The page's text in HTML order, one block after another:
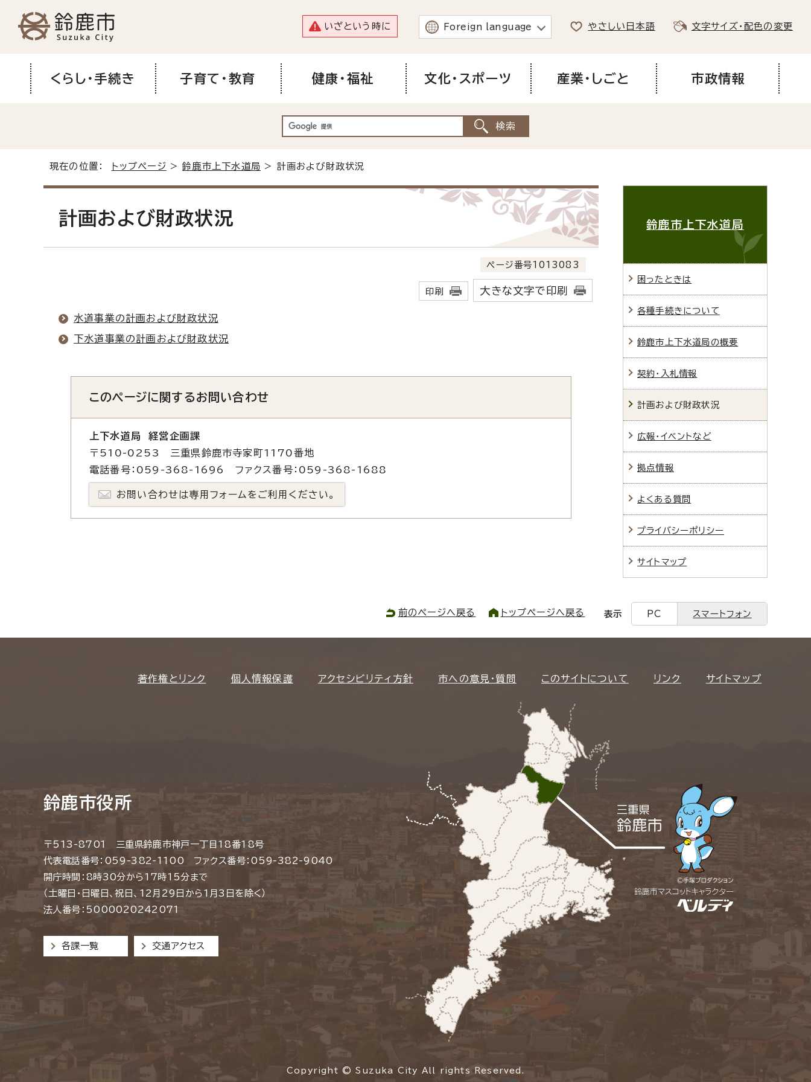
いざという時に Foreign language やさしい日本語 文字サイズ・配色の変更
くらし・手続き 子育て・教育 健康・福祉 文化・スポーツ 産業・しごと 市政情報
現在の位置： トップページ >鈴鹿市上下水道局 > 計画および財政状況
計画および財政状況
ページ番号1013083
印刷 大きな文字で印刷
水道事業の計画および財政状況
下水道事業の計画および財政状況
このページに関するお問い合わせ
上下水道局 経営企画課
〒510-0253 三重県鈴鹿市寺家町1170番地
電話番号：059-368-1696 ファクス番号：059-368-1688
お問い合わせは専用フォームをご利用ください。
鈴鹿市上下水道局
困ったときは
各種手続きについて
鈴鹿市上下水道局の概要
契約・入札情報
計画および財政状況
広報・イベントなど
拠点情報
よくある質問
プライバシーポリシー
サイトマップ
前のページへ戻る トップページへ戻る 表示 PC スマートフォン
著作権とリンク 個人情報保護 アクセシビリティ方針 市への意見・質問 このサイトについて リンク サイトマップ
鈴鹿市役所
〒513-8701 三重県鈴鹿市神戸一丁目18番18号
代表電話番号：059-382-1100 ファクス番号：059-382-9040
開庁時間：8時30分から17時15分まで
（土曜日・日曜日、祝日、12月29日から1月3日を除く）
法人番号：5000020242071
各課一覧 交通アクセス
Copyright © Suzuka City All rights Reserved.